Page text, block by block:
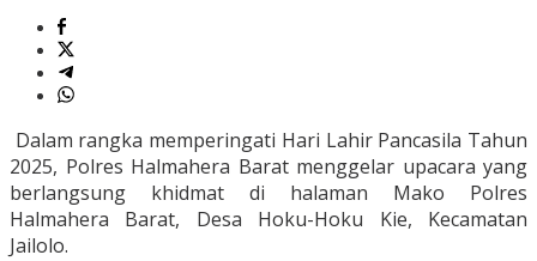
Dalam rangka memperingati Hari Lahir Pancasila Tahun
2025, Polres Halmahera Barat menggelar upacara yang
berlangsung khidmat di halaman Mako Polres
Halmahera Barat, Desa Hoku-Hoku Kie, Kecamatan
Jailolo.